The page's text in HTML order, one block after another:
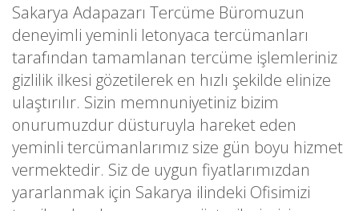
Sakarya Adapazarı Tercüme Büromuzun
deneyimli yeminli letonyaca tercümanları
tarafından tamamlanan tercüme işlemleriniz
gizlilik ilkesi gözetilerek en hızlı şekilde elinize
ulaştırılır. Sizin memnuniyetiniz bizim
onurumuzdur düsturuyla hareket eden
yeminli tercümanlarımız size gün boyu hizmet
vermektedir. Siz de uygun fiyatlarımızdan
yararlanmak için Sakarya ilindeki Ofisimizi